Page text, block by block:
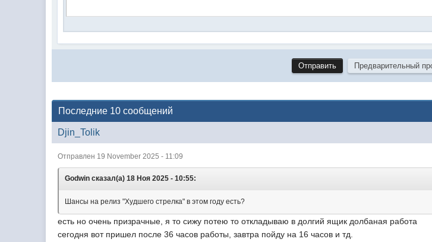
Последние 10 сообщений
Djin_Tolik
Отправлен 19 November 2025 - 11:09
Godwin сказал(а) 18 Ноя 2025 - 10:55:
Шансы на релиз "Худшего стрелка" в этом году есть?
есть но очень призрачные, я то сижу потею то откладываю в долгий ящик долбаная работа
сегодня вот пришел после 36 часов работы, завтра пойду на 16 часов и тд.